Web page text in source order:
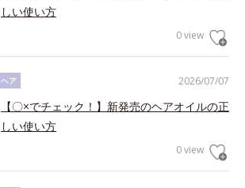
しい使い方
0 view
2026/07/07
ヘア
【〇×でチェック！】新発売のヘアオイルの正
しい使い方
0 view